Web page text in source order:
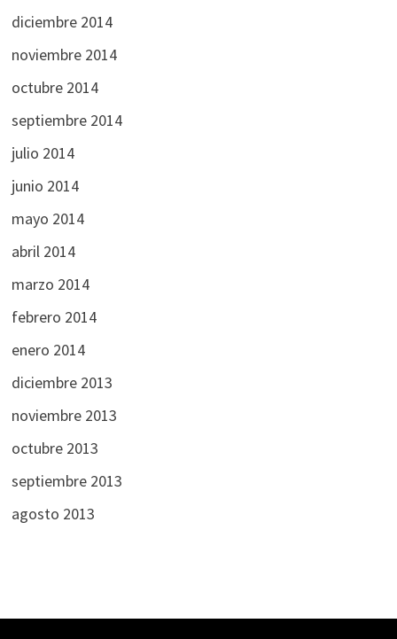
diciembre 2014
noviembre 2014
octubre 2014
septiembre 2014
julio 2014
junio 2014
mayo 2014
abril 2014
marzo 2014
febrero 2014
enero 2014
diciembre 2013
noviembre 2013
octubre 2013
septiembre 2013
agosto 2013